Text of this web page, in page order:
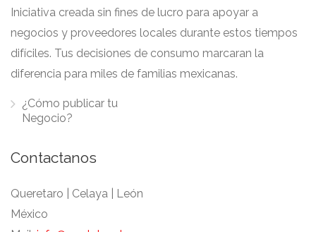
Iniciativa creada sin fines de lucro para apoyar a
negocios y proveedores locales durante estos tiempos
difíciles. Tus decisiones de consumo marcaran la
diferencia para miles de familias mexicanas.
¿Cómo publicar tu
Negocio?
Contactanos
Queretaro | Celaya | León
México